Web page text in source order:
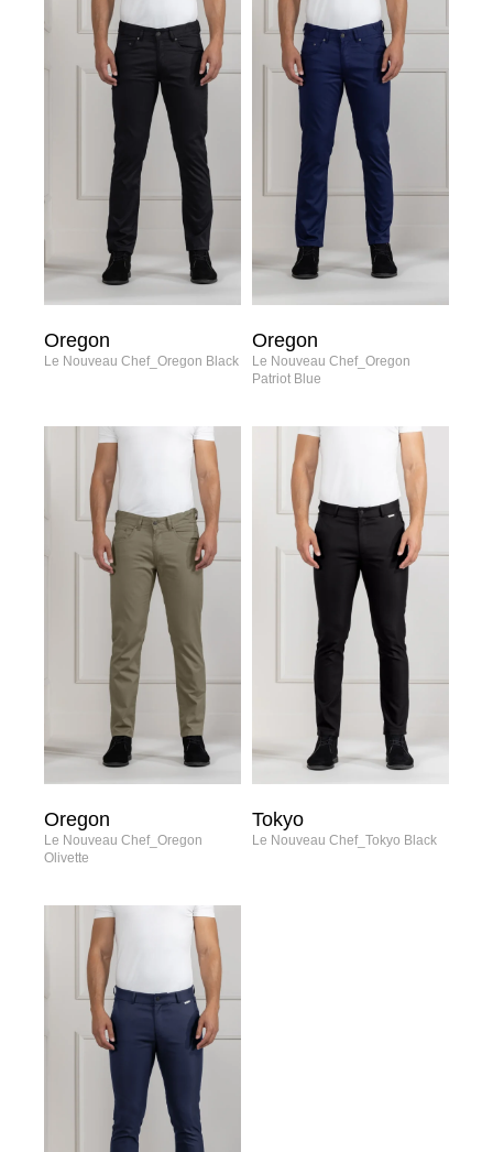
Oregon
Le Nouveau Chef_Oregon Black
Oregon
Le Nouveau Chef_Oregon
Patriot Blue
Oregon
Le Nouveau Chef_Oregon
Olivette
Tokyo
Le Nouveau Chef_Tokyo Black